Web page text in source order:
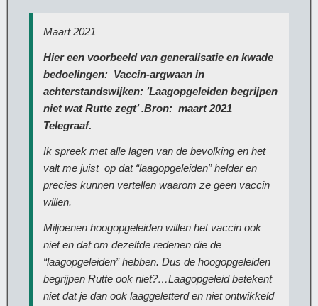
Maart 2021
Hier een voorbeeld van generalisatie en kwade
bedoelingen: Vaccin-argwaan in
achterstandswijken: ’Laagopgeleiden begrijpen
niet wat Rutte zegt’ .Bron: maart 2021
Telegraaf.
Ik spreek met alle lagen van de bevolking en het
valt me juist op dat “laagopgeleiden” helder en
precies kunnen vertellen waarom ze geen vaccin
willen.
Miljoenen hoogopgeleiden willen het vaccin ook
niet en dat om dezelfde redenen die de
“laagopgeleiden” hebben. Dus de hoogopgeleiden
begrijpen Rutte ook niet?…Laagopgeleid betekent
niet dat je dan ook laaggeletterd en niet ontwikkeld